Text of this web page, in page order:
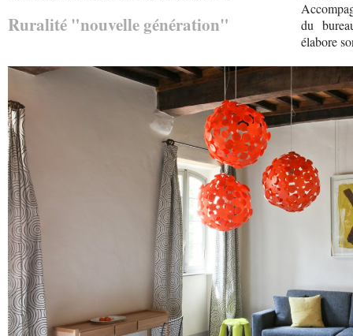
Ruralité "nouvelle génération"
du
élabore